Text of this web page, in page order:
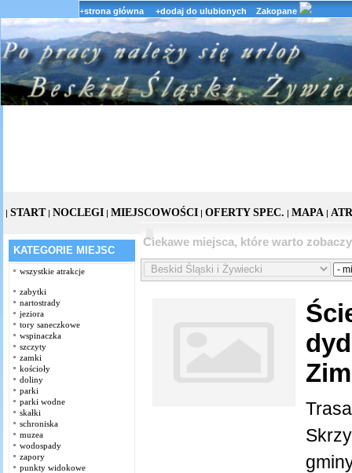
+strona główna +dodaj do ulubionych Zakopane
| START| NOCLEGI | MIEJSCOWOŚCI | OFERTY SPEC. | MAPA |
KATEGORIE MIEJSC
wszystkie atrakcje
zabytki
nartostrady
jeziora
tory saneczkowe
wspinaczka
szczyty
zamki
kościoły
doliny
parki
parki wodne
skałki
schroniska
muzea
wodospady
zapory
punkty widokowe
Ciekawe miejsca, które warto